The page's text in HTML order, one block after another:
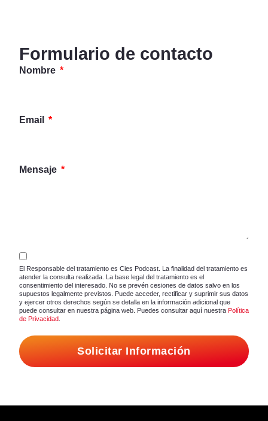
Formulario de contacto
Nombre
Email
Mensaje
El Responsable del tratamiento es Cies Podcast. La finalidad del tratamiento es
atender la consulta realizada. La base legal del tratamiento es el
consentimiento del interesado. No se prevén cesiones de datos salvo en los
supuestos legalmente previstos. Puede acceder, rectificar y suprimir sus datos
y ejercer otros derechos según se detalla en la información adicional que
puede consultar en nuestra página web. Puedes consultar aquí nuestra Política
de Privacidad
Solicitar Información